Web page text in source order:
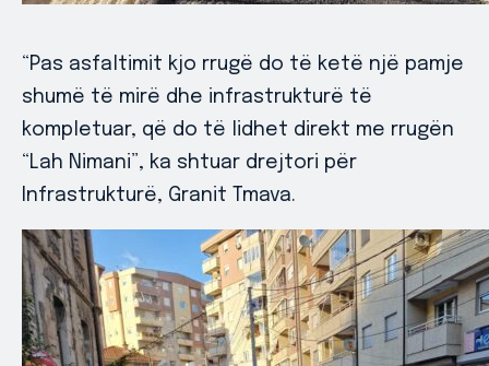
“Pas asfaltimit kjo rrugë do të ketë një pamje
shumë të mirë dhe infrastrukturë të
kompletuar, që do të lidhet direkt me rrugën
“Lah Nimani”, ka shtuar drejtori për
Infrastrukturë, Granit Tmava.